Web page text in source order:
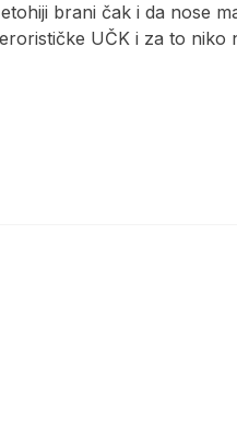
brani čak i da nose
UČK i za to